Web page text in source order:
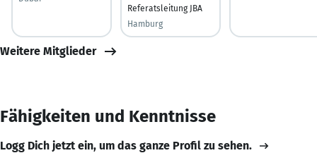
Referatsleitung JBA
Hamburg
Weitere Mitglieder
Fähigkeiten und Kenntnisse
Logg Dich jetzt ein, um das ganze Profil zu sehen.